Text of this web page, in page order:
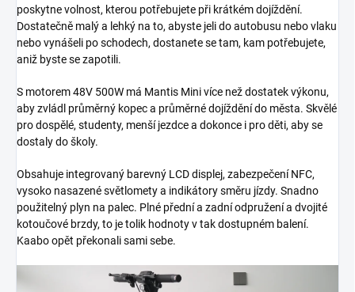
poskytne volnost, kterou potřebujete při krátkém dojíždění.
Dostatečně malý a lehký na to, abyste jeli do autobusu nebo vlaku
nebo vynášeli po schodech, dostanete se tam, kam potřebujete,
aniž byste se zapotili.
S motorem 48V 500W má Mantis Mini více než dostatek výkonu,
aby zvládl průměrný kopec a průměrné dojíždění do města. Skvělé
pro dospělé, studenty, menší jezdce a dokonce i pro děti, aby se
dostaly do školy.
Obsahuje integrovaný barevný LCD displej, zabezpečení NFC,
vysoko nasazené světlomety a indikátory směru jízdy. Snadno
použitelný plyn na palec. Plné přední a zadní odpružení a dvojité
kotoučové brzdy, to je tolik hodnoty v tak dostupném balení.
Kaabo opět překonali sami sebe.